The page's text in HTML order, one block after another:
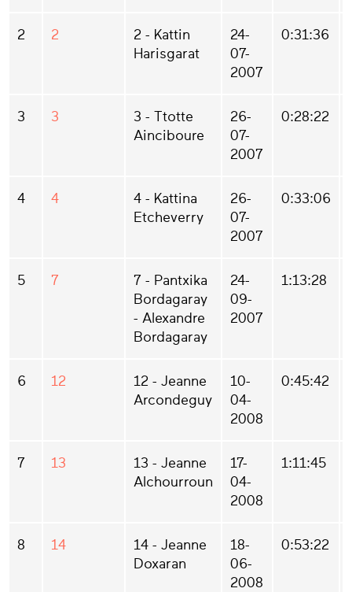
2 2
2 - Kattin
Harisgarat
24-
07-
2007
0:31:36
3 3
3 - Ttotte
Ainciboure
26-
07-
2007
0:28:22
4 4
4 - Kattina
Etcheverry
26-
07-
2007
0:33:06
5 7
7 - Pantxika
Bordagaray
- Alexandre
Bordagaray
24-
09-
2007
1:13:28
6 12
12 - Jeanne
Arcondeguy
10-
04-
2008
0:45:42
7 13
13 - Jeanne
Alchourroun
17-
04-
2008
1:11:45
8 14
14 - Jeanne
Doxaran
18-
06-
2008
0:53:22